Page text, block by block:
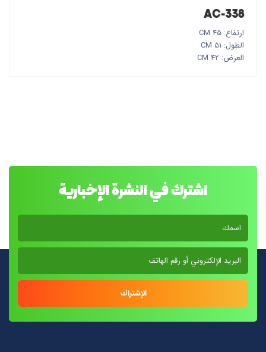
AC-338
ارتفاع: 45 CM
الطول: 51 CM
العرض: 42 CM
اشترك في النشرة الإخبارية
الإشتراك